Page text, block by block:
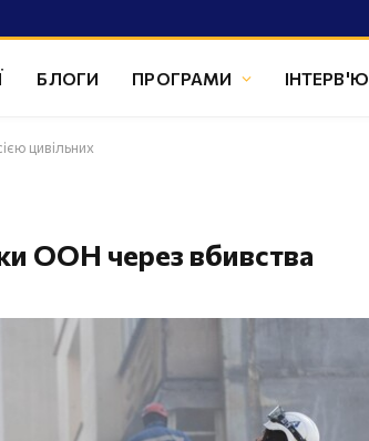
БЛОГИ ПРОГРАМИ ІНТЕРВ'Ю
цивільних
ООН через вбивства